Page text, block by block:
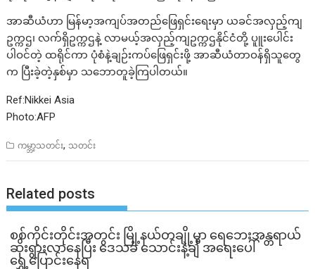
အာဆီယံဟာ မြန်မာ့အကျပ်အတည်ဖြေရှင်းရေးမှာ ယခင်အလှည့်ကျ
ဥက္ကဌ၊ လက်ရှိဥက္ကဌနဲ့ လာမယ့်အလှည့်ကျဥက္ကဌနိုင်ငံတို့ ပူူးပေါင်း
ပါဝင်တဲ့ ထရိုင်ကာ ပုံစံနဲ့ချဉ်းကပ်ဖြေရှင်းဖို့ အာဆီယံတာဝန်ရှိသူတွေ
က ပြီးခဲ့တဲ့နှစ်မှာ သဘောတူခဲ့ကြပါတယ်။
Ref:Nikkei Asia
Photo:AFP
ကမ္ဘာ့သတင်း, သတင်း
Related posts
စစ်ကိုင်းတိုင်းအတွင်း မြို့နယ်တချို့မှာ ရေဘေးအန္တရာယ်
ဆိုးရွားလာနေပြီး ဒေသခံ သောင်းနဲ့ချီ အရေးပေါ်
ရွှေ့ပြောင်းနေရ